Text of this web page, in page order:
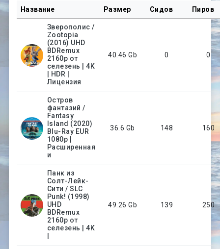
Название Размер Сидов Пиров
Зверополис /
Zootopia
(2016) UHD
BDRemux
2160p от
селезень | 4K
| HDR |
Лицензия
40.46 Gb 0 0
Остров
фантазий /
Fantasy
Island (2020)
Blu-Ray EUR
1080p |
Расширенная
и
36.6 Gb 148 160
Панк из
Солт-Лейк-
Сити / SLC
Punk! (1998)
UHD
BDRemux
2160p от
селезень | 4K
49.26 Gb 139 250